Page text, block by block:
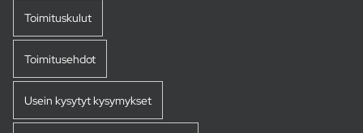
Toimituskulut
Toimitusehdot
Usein kysytyt kysymykset